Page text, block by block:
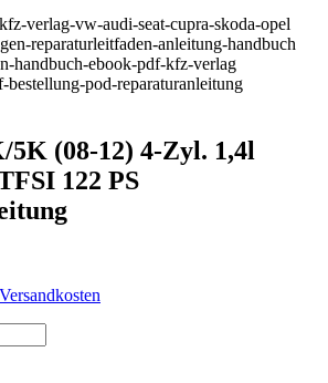
(08-12) 4-Zyl. 1,4l
122 PS
Versandkosten